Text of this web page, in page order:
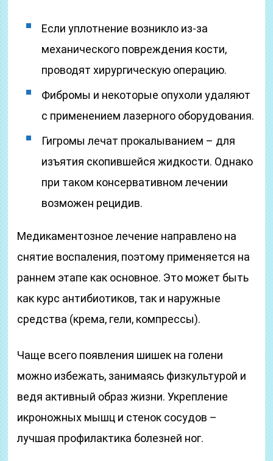
Если уплотнение возникло из-за
механического повреждения кости,
проводят хирургическую операцию.
Фибромы и некоторые опухоли удаляют
с применением лазерного оборудования.
Гигромы лечат прокалыванием – для
изъятия скопившейся жидкости. Однако
при таком консервативном лечении
возможен рецидив.
Медикаментозное лечение направлено на
снятие воспаления, поэтому применяется на
раннем этапе как основное. Это может быть
как курс антибиотиков, так и наружные
средства (крема, гели, компрессы).
Чаще всего появления шишек на голени
можно избежать, занимаясь физкультурой и
ведя активный образ жизни. Укрепление
икроножных мышц и стенок сосудов –
лучшая профилактика болезней ног.